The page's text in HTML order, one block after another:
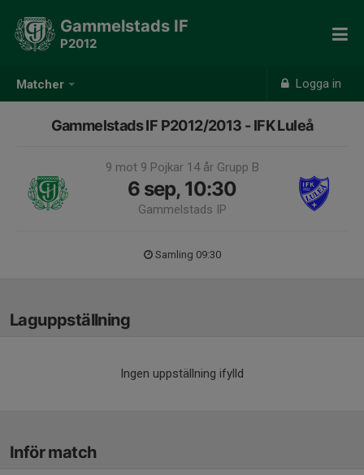
Matcher Logga in
Gammelstads IF
P2012
Gammelstads IF P2012/2013 - IFK Luleå
9 mot 9 Pojkar 14 år Grupp B
6 sep, 10:30
Gammelstads IP
Samling 09:30
Laguppställning
Ingen uppställning ifylld
Inför match